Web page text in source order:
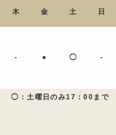
木 金 土 日
- ● ◯ -
◯：土曜日のみ17：00まで